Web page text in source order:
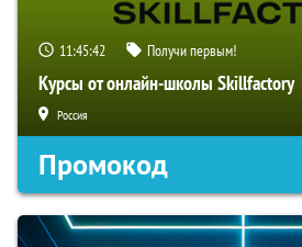
11:45:41 Получи первым!
Курсы от онлайн-школы Skillfactory
Россия
Промокод